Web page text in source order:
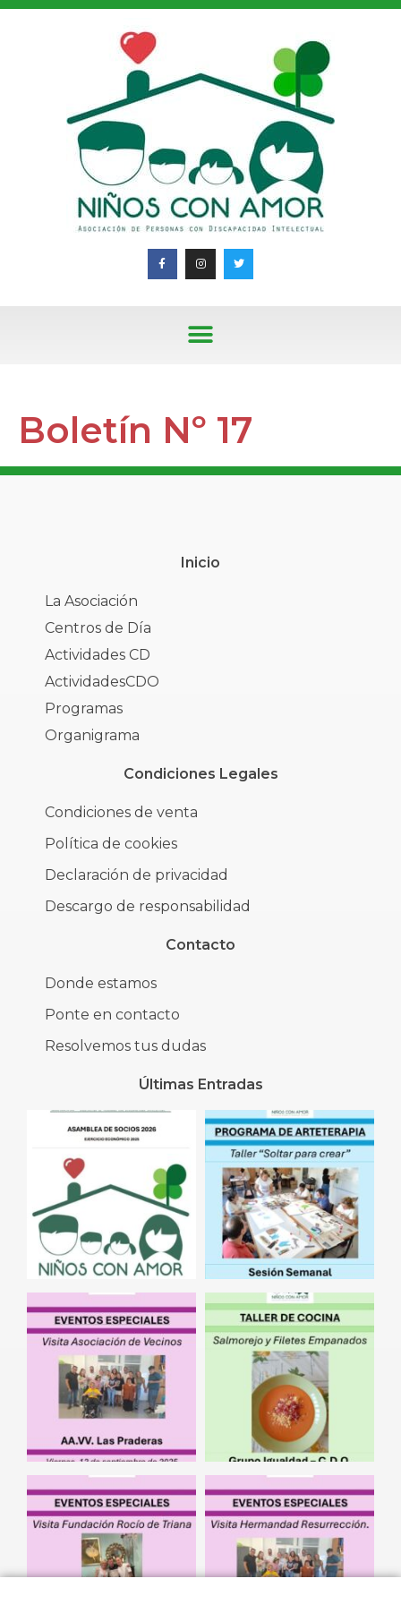
Boletín Nº 17
Inicio
La Asociación
Centros de Día
Actividades CD
ActividadesCDO
Programas
Organigrama
Condiciones Legales
Condiciones de venta
Política de cookies
Declaración de privacidad
Descargo de responsabilidad
Contacto
Donde estamos
Ponte en contacto
Resolvemos tus dudas
Últimas Entradas